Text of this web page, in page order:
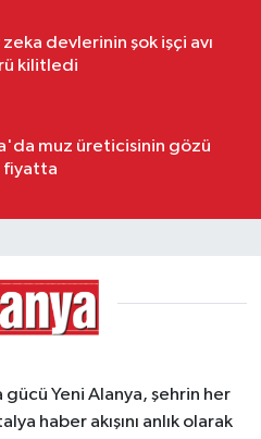
zeka devlerinin şok işçi avı
kilitledi
muz üreticisinin gözü
fiyatta
Yeni Alanya, şehrin her
haber akışını anlık olarak